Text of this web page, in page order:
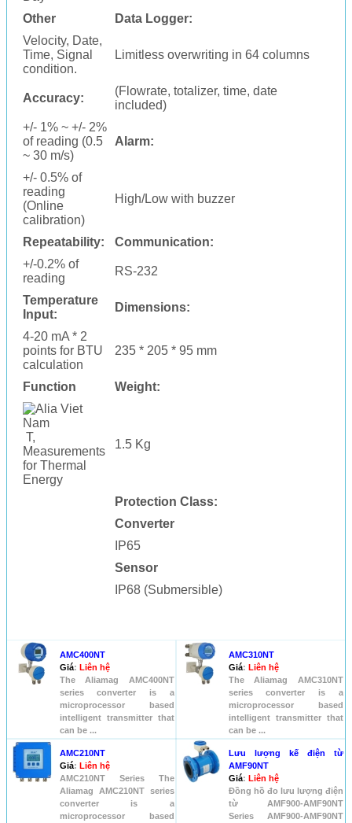
Other
Data Logger:
Velocity, Date,
Time, Signal
condition.
Limitless overwriting in 64 columns
Accuracy:
(Flowrate, totalizer, time, date
included)
+/- 1% ~ +/- 2%
of reading (0.5
~ 30 m/s)
Alarm:
+/- 0.5% of
reading
(Online
calibration)
High/Low with buzzer
Repeatability:
Communication:
+/-0.2% of
reading
RS-232
Temperature
Input:
Dimensions:
4-20 mA * 2
points for BTU
calculation
235 * 205 * 95 mm
Function Weight:
T,
Measurements
for Thermal
Energy
1.5 Kg
Protection Class:
Converter
IP65
Sensor
IP68 (Submersible)
AMC400NT
Giá: Liên hệ
The Aliamag AMC400NT
series converter is a
microprocessor based
intelligent transmitter that
can be ...
AMC310NT
Giá: Liên hệ
The Aliamag AMC310NT
series converter is a
microprocessor based
intelligent transmitter that
can be ...
AMC210NT
Giá: Liên hệ
AMC210NT Series The
Aliamag AMC210NT series
converter is a
microprocessor based
Lưu lượng kế điện từ
AMF90NT
Giá: Liên hệ
Đồng hồ đo lưu lượng điện
từ AMF900-AMF90NT
Series AMF900-AMF90NT